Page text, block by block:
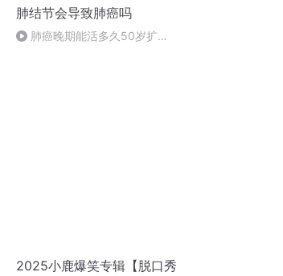
肺结节会导致肺癌吗
肺癌晚期能活多久50岁扩散
2025小鹿爆笑专辑【脱口秀